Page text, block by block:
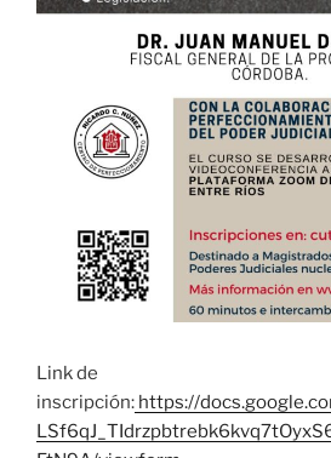
Link de
inscripción: https://